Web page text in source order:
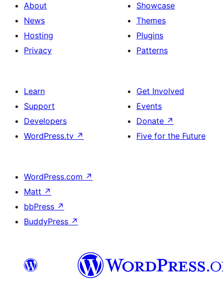
About
News
Hosting
Privacy
Showcase
Themes
Plugins
Patterns
Learn
Support
Developers
WordPress.tv ↗
Get Involved
Events
Donate ↗
Five for the Future
WordPress.com ↗
Matt ↗
bbPress ↗
BuddyPress ↗